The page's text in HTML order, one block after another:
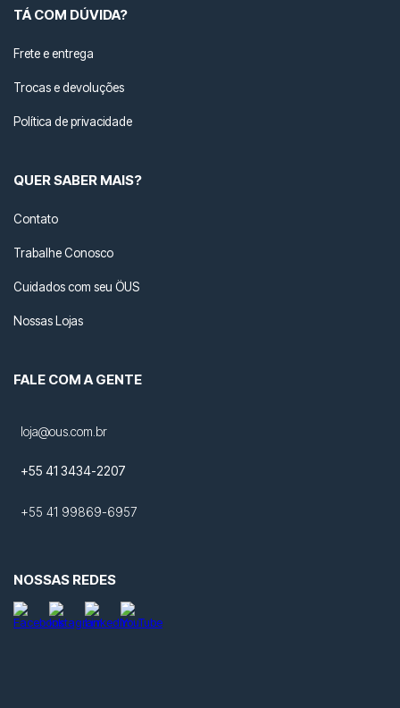
TÁ COM DÚVIDA?
Frete e entrega
Trocas e devoluções
Política de privacidade
QUER SABER MAIS?
Contato
Trabalhe Conosco
Cuidados com seu ÖUS
Nossas Lojas
FALE COM A GENTE
loja@ous.com.br
+55 41 3434-2207
+55 41 99869-6957
NOSSAS REDES